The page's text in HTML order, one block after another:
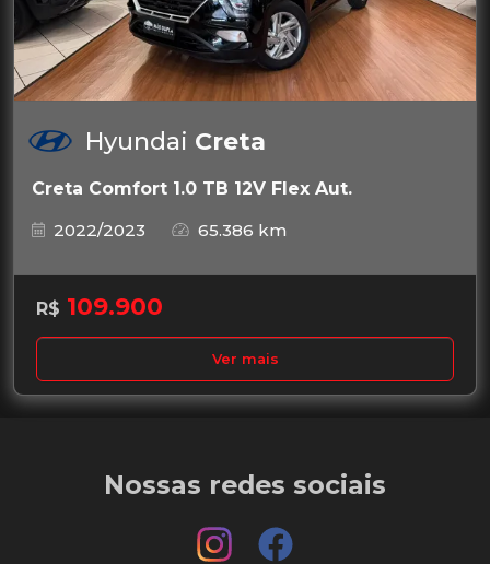
Hyundai Creta
Creta Comfort 1.0 TB 12V Flex Aut.
2022/2023
65.386 km
R$ 109.900
Ver mais
Nossas redes sociais